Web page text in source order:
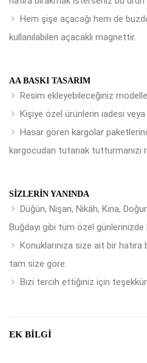
Hem şişe açacağı hem de
kullanılabilen açacaklı magnettir.
AA BASKI TASARIM
Resim ekleyebileceğiniz
Kişiye özel ürünlerin iadesi
Hasar gören kargolar
kargocudan tutanak tutturmanızı
SIZLERIN YANINDA
Düğün, Nişan, Nikâh, Kına,
Buğdayı gibi tüm özel günlerinizde
Konuklarınıza size ait bir
tam size göre.
Bizi tercih ettiğiniz için
EK BILGI